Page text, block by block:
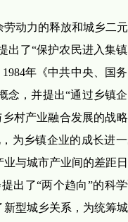
动力的释放和城乡二
出了“保护农民进入集
年《中共中央、国
念，并提出“通过乡镇
村产业融合发展的战
为乡镇企业的成长进
与城市产业间的差距
出了“两个趋向”的科
型城乡关系，为统筹